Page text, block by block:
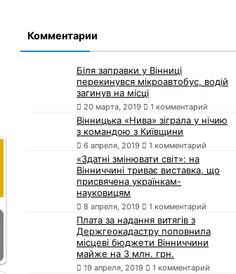
Комментарии
Біля заправки у Вінниці
перекинувся мікроавтобус, водій
загинув на місці
20 марта, 2019 1 комментарий
Вінницька «Нива» зіграла у нічию
з командою з Київщини
6 апреля, 2019 1 комментарий
«Здатні змінювати світ»: на
Вінниччині триває виставка, що
присвячена українкам-
науковицям
8 апреля, 2019 1 комментарий
Плата за надання витягів з
Держгеокадастру поповнила
місцеві бюджети Вінниччини
майже на 3 млн. грн.
19 апреля, 2019 1 комментарий